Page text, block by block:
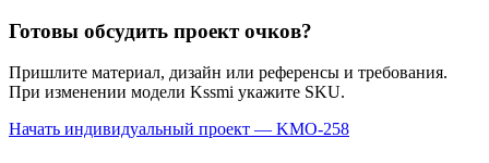
Готовы обсудить проект очков?
Пришлите материал, дизайн или референсы и требования.
При изменении модели Kssmi укажите SKU.
Начать индивидуальный проект — KMO-258